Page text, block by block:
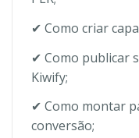
✔ Como criar
✔ Como publicar
Kiwify;
✔ Como montar
conversão;